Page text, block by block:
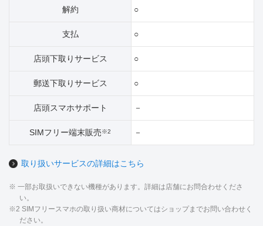
解約 ○
支払 ○
店頭下取りサービス ○
郵送下取りサービス ○
店頭スマホサポート －
SIMフリー端末販売※2 －
取り扱いサービスの詳細はこちら
※ 一部お取扱いできない機種があります。詳細は店舗にお問合わせくださ
い。
※2 SIMフリースマホの取り扱い商材についてはショップまでお問い合わせく
ださい。